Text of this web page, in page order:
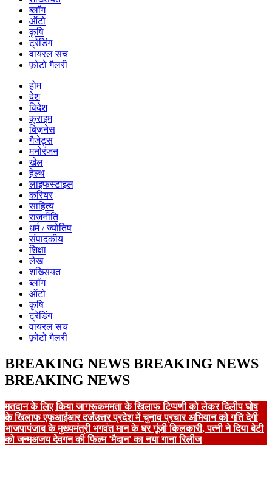
ब्लॉग
ऑटो
कृषि
ट्रेडिंग
वायरल सच
फ़ोटो गैलरी
होम
देश
विदेश
क्राइम
बिज़नेस
गैजेट्स
मनोरंजन
खेल
हेल्थ
लाइफस्टाइल
करियर
साहित्य
राजनीति
धर्म / ज्योतिष
संपादकीय
शिक्षा
लेख
शख्सियत
ब्लॉग
ऑटो
कृषि
ट्रेडिंग
वायरल सच
फ़ोटो गैलरी
BREAKING NEWS BREAKING NEWS
BREAKING NEWS
मतदान के लिए किया जागरूकममता के खिलाफ टिप्पणी को लेकर दिलीप घोष
के खिलाफ एफआईआर दर्जउत्तर प्रदेश में चुनाव प्रचार अभियान को गति देगी
भाजपापंजाब के मुख्यमंत्री भगवंत मान के घर गूंजी किलकारी, पत्नी ने दिया बेटी
को जन्मअजय देवगन की फिल्म 'मैदान' का नया गाना रिलीज